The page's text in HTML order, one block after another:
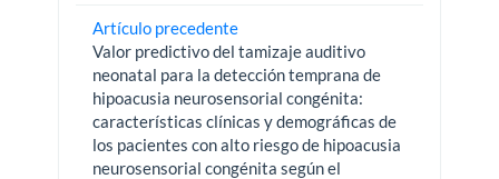
Artículo precedente
Valor predictivo del tamizaje auditivo
neonatal para la detección temprana de
hipoacusia neurosensorial congénita:
características clínicas y demográficas de
los pacientes con alto riesgo de hipoacusia
neurosensorial congénita según el